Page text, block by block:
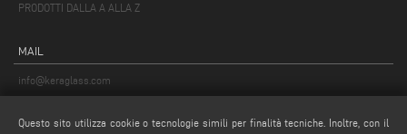
PRODOTTI DALLA A ALLA Z
MAIL
info@keraglass.com
webmaster@emmegi.com
Questo sito utilizza cookie o tecnologie simili per finalità tecniche. Inoltre, con il